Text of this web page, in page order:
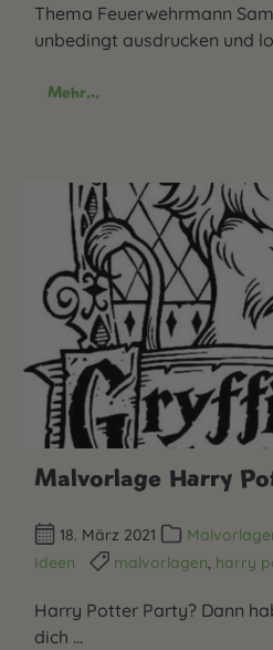
Thema Feuerwehrmann
unbedingt ausdrucken und
Mehr...
Malvorlage Harry
18. März 2021
Ideen
malvorlagen, harry
Harry Potter Party? Dann
dich ...